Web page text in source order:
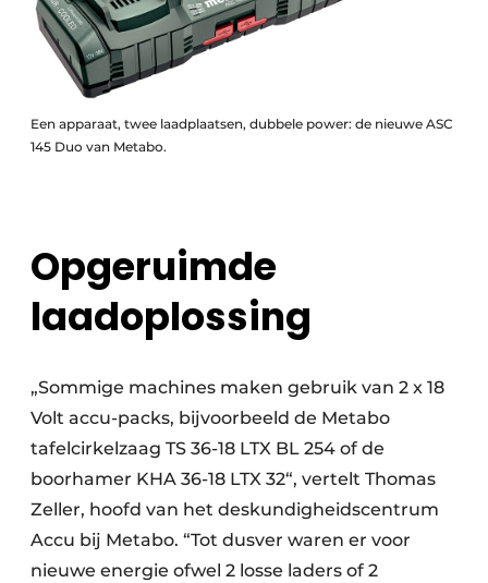
Een apparaat, twee laadplaatsen, dubbele power: de nieuwe ASC
145 Duo van Metabo.
Opgeruimde
laadoplossing
„Sommige machines maken gebruik van 2 x 18
Volt accu-packs, bijvoorbeeld de Metabo
tafelcirkelzaag TS 36-18 LTX BL 254 of de
boorhamer KHA 36-18 LTX 32“, vertelt Thomas
Zeller, hoofd van het deskundigheidscentrum
Accu bij Metabo. “Tot dusver waren er voor
nieuwe energie ofwel 2 losse laders of 2